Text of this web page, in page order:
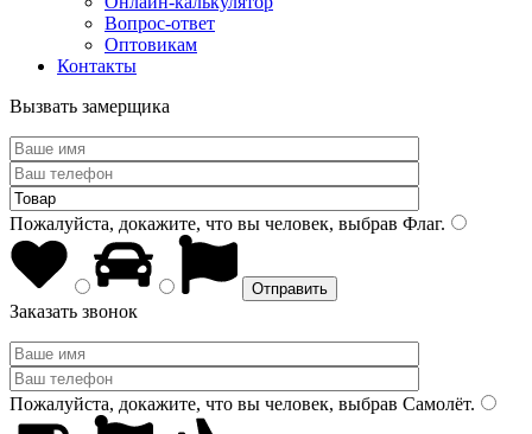
Вопрос-ответ
Оптовикам
Контакты
Вызвать замерщика
Пожалуйста, докажите, что вы человек, выбрав Флаг.
Заказать звонок
Пожалуйста, докажите, что вы человек, выбрав Самолёт.